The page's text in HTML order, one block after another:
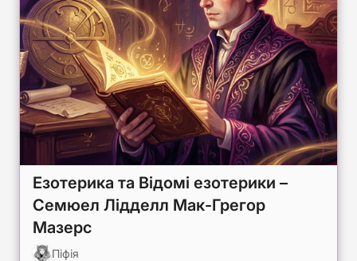
Езотерика та Відомі езотерики –
Семюел Лідделл Мак-Грегор
Мазерс
Піфія